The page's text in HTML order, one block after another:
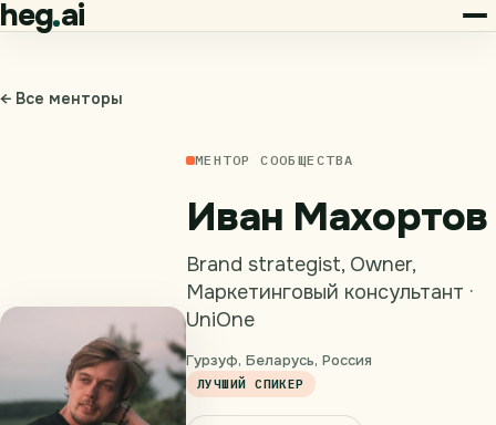
heg ai
← Все менторы
МЕНТОР СООБЩЕСТВА
Иван Махортов
Brand strategist, Owner,
Маркетинговый консультант ·
UniOne
Гурзуф, Беларусь, Россия
ЛУЧШИЙ СПИКЕР